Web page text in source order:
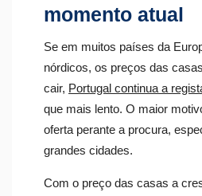
momento atual
Se em muitos países da
nórdicos, os preços das
cair, Portugal continua a
que mais lento. O maior
oferta perante a procura,
grandes cidades.
Com o preço das casas a